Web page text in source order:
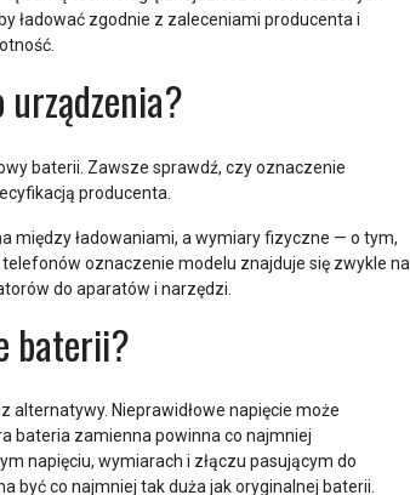
ładować zgodnie z zaleceniami producenta i
urządzenia?
baterii. Zawsze sprawdź, czy oznaczenie
producenta.
między ładowaniami, a wymiary fizyczne — o tym,
oznaczenie modelu znajduje się zwykle na
do aparatów i narzędzi.
baterii?
Nieprawidłowe napięcie może
bateria zamienna powinna co najmniej
napięciu, wymiarach i złączu pasującym do
być co najmniej tak duża jak oryginalnej baterii.